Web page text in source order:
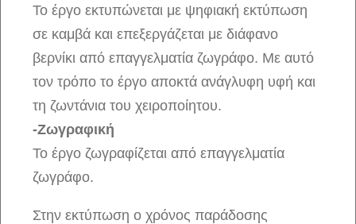
Το έργο εκτυπώνεται με ψηφιακή εκτύπωση
σε καμβά και επεξεργάζεται με διάφανο
βερνίκι από επαγγελματία ζωγράφο. Με αυτό
τον τρόπο το έργο αποκτά ανάγλυφη υφή και
τη ζωντάνια του χειροποίητου.
-Ζωγραφική
Το έργο ζωγραφίζεται από επαγγελματία
ζωγράφο.
Στην εκτύπωση ο χρόνος παράδοσης